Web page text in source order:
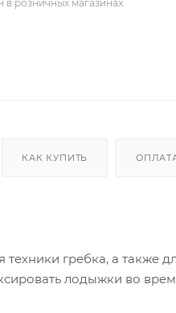
в розничных магазинах
КАК КУПИТЬ
гребка, а также
лодыжки во